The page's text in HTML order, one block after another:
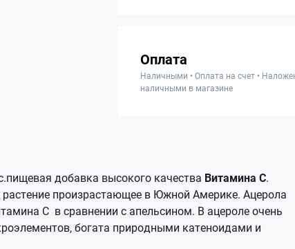
Оплата
Наличными • Оплата на счет •
наличными в магазине
добавка высокого качества Витамина С.
произрастающее в Южной Америке. Ацерола
С в сравнении с апельсином. В ацероле очень
богата природными катеноидами и